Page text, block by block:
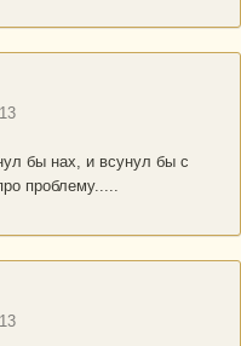
бы нах, и всунул бы с
проблему.....